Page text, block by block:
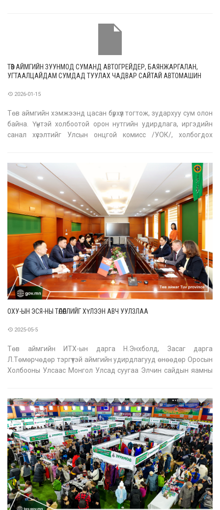
ТӨВ АЙМГИЙН ЗУУНМОД СУМАНД АВТОГРЕЙДЕР, БАЯНЖАРГАЛАН,
УГТААЛЦАЙДАМ СУМДАД ТУУЛАХ ЧАДВАР САЙТАЙ АВТОМАШИН
2026-01-15
Төв аймгийн хэмжээнд цасан бүрхүүл тогтож, зудархуу сум олон
байна. Үүнтэй холбоотой орон нутгийн удирдлага, иргэдийн
санал хүсэлтийг Улсын онцгой комисс /УОК/, холбогдох
шаардлагатай байг
ОХУ-ЫН ЭСЯ-НЫ ТӨЛӨӨЛЛИЙГ ХҮЛЭЭН АВЧ УУЛЗЛАА
2025-05-5
Төв аймгийн ИТХ-ын дарга Н.Энхболд, Засаг дарга
Л.Төмөрчөдөр тэргүүтэй аймгийн удирдлагууд өнөөдөр Оросын
Холбооны Улсаас Монгол Улсад суугаа Элчин сайдын яамны
Садыкова Людмила Рафкатовна нар